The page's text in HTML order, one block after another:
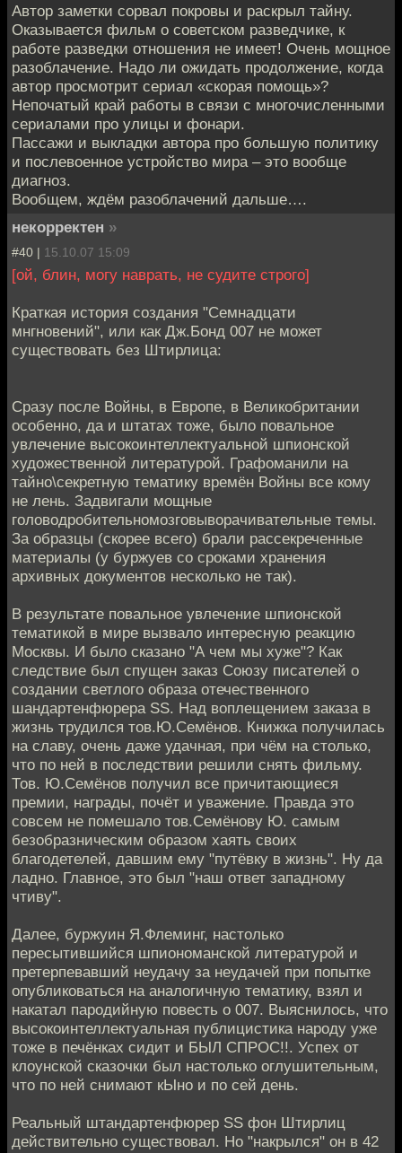
Автор заметки сорвал покровы и раскрыл тайну.
Оказывается фильм о советском разведчике, к
работе разведки отношения не имеет! Очень мощное
разоблачение. Надо ли ожидать продолжение, когда
автор просмотрит сериал «скорая помощь»?
Непочатый край работы в связи с многочисленными
сериалами про улицы и фонари.
Пассажи и выкладки автора про большую политику
и послевоенное устройство мира – это вообще
диагноз.
Вообщем, ждём разоблачений дальше….
некорректен »
#40 | 15.10.07 15:09
[ой, блин, могу наврать, не судите строго]
Краткая история создания "Семнадцати
мнгновений", или как Дж.Бонд 007 не может
существовать без Штирлица:
Сразу после Войны, в Европе, в Великобритании
особенно, да и штатах тоже, было повальное
увлечение высокоинтеллектуальной шпионской
художественной литературой. Графоманили на
тайно\секретную тематику времён Войны все кому
не лень. Задвигали мощные
головодробительномозговыворачивательные темы.
За образцы (скорее всего) брали рассекреченные
материалы (у буржуев со сроками хранения
архивных документов несколько не так).
В результате повальное увлечение шпионской
тематикой в мире вызвало интересную реакцию
Москвы. И было сказано "А чем мы хуже"? Как
следствие был спущен заказ Союзу писателей о
создании светлого образа отечественного
шандартенфюрера SS. Над воплещением заказа в
жизнь трудился тов.Ю.Семёнов. Книжка получилась
на славу, очень даже удачная, при чём на столько,
что по ней в последствии решили снять фильму.
Тов. Ю.Семёнов получил все причитающиеся
премии, награды, почёт и уважение. Правда это
совсем не помешало тов.Семёнову Ю. самым
безобразническим образом хаять своих
благодетелей, давшим ему "путёвку в жизнь". Ну да
ладно. Главное, это был "наш ответ западному
чтиву".
Далее, буржуин Я.Флеминг, настолько
пересытившийся шпиономанской литературой и
претерпевавший неудачу за неудачей при попытке
опубликоваться на аналогичную тематику, взял и
накатал пародийную повесть о 007. Выяснилось, что
высокоинтеллектуальная публицистика народу уже
тоже в печёнках сидит и БЫЛ СПРОС!!. Успех от
клоунской сказочки был настолько оглушительным,
что по ней снимают кЫно и по сей день.
Реальный штандартенфюрер SS фон Штирлиц
действительно существовал. Но "накрылся" он в 42